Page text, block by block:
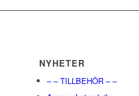
NYHETER
– – TILLBEHÖR – –